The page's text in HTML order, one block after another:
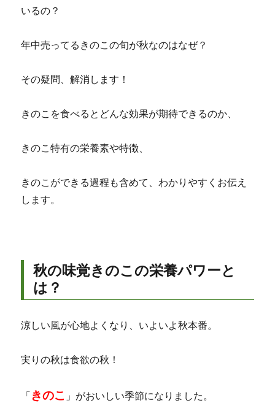
いるの？
年中売ってるきのこの旬が秋なのはなぜ？
その疑問、解消します！
きのこを食べるとどんな効果が期待できるのか、
きのこ特有の栄養素や特徴、
きのこができる過程も含めて、わかりやすくお伝え
します。
秋の味覚きのこの栄養パワーと
は？
涼しい風が心地よくなり、いよいよ秋本番。
実りの秋は食欲の秋！
「 きのこ 」がおいしい季節になりました。